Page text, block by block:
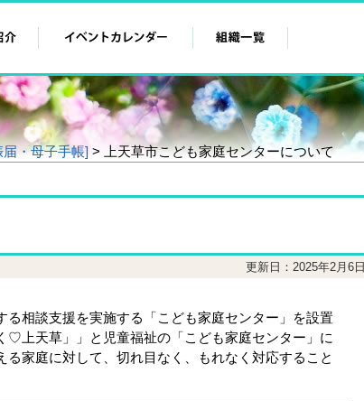
届・母子手帳] > 上天草市こども家庭センターについて
更新日：2025年2月6日
相談支援を実施する「こども家庭センター」を設置
♡上天草」」と児童福祉の「こども家庭センター」に
家庭に対して、切れ目なく、もれなく対応すること